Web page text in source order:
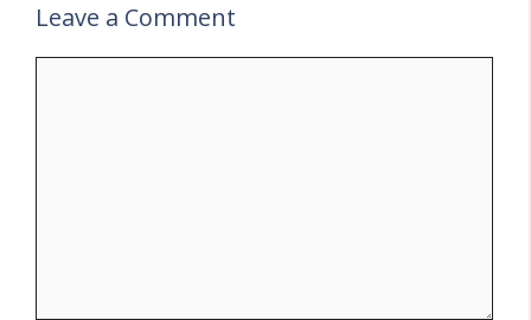
Leave a Comment